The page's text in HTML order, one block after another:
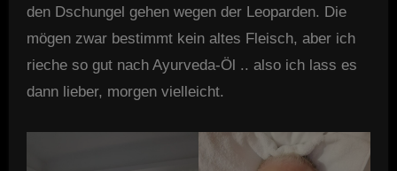
den Dschungel gehen wegen der Leoparden. Die
mögen zwar bestimmt kein altes Fleisch, aber ich
rieche so gut nach Ayurveda-Öl .. also ich lass es
dann lieber, morgen vielleicht.